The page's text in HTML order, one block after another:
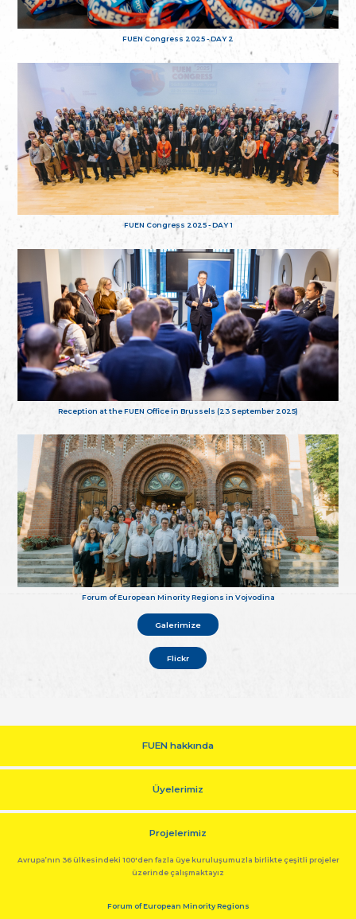
FUEN Congress 2025 - DAY 2
FUEN Congress 2025 - DAY 1
Reception at the FUEN Office in Brussels (23 September 2025)
Forum of European Minority Regions in Vojvodina
Galerimize
Flickr
FUEN hakkında
Üyelerimiz
Projelerimiz
Avrupa’nın 36 ülkesindeki 100'den fazla üye kuruluşumuzla birlikte çeşitli projeler
üzerinde çalışmaktayız
Forum of European Minority Regions